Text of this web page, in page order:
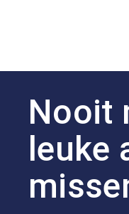
Nooit
leuke